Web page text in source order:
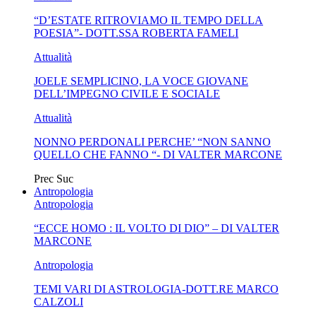
CIVILE E SOCIALE
“D’ESTATE RITROVIAMO IL TEMPO DELLA
POESIA”- DOTT.SSA ROBERTA FAMELI
Attualità
JOELE SEMPLICINO, LA VOCE GIOVANE
DELL’IMPEGNO CIVILE E SOCIALE
Attualità
NONNO PERDONALI PERCHE’ “NON SANNO
QUELLO CHE FANNO “- DI VALTER MARCONE
Prec Suc
Antropologia
Antropologia
“ECCE HOMO : IL VOLTO DI DIO” – DI VALTER
MARCONE
Antropologia
TEMI VARI DI ASTROLOGIA-DOTT.RE MARCO
CALZOLI